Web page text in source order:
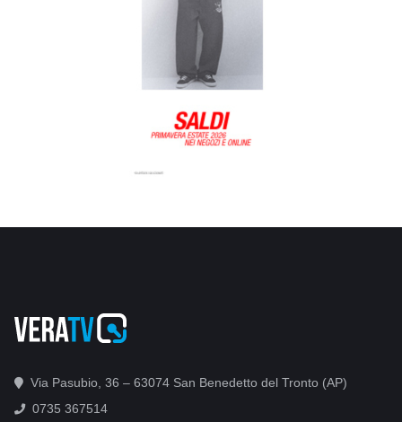
Via Pasubio, 36 – 63074 San Benedetto del Tronto (AP)
0735 367514